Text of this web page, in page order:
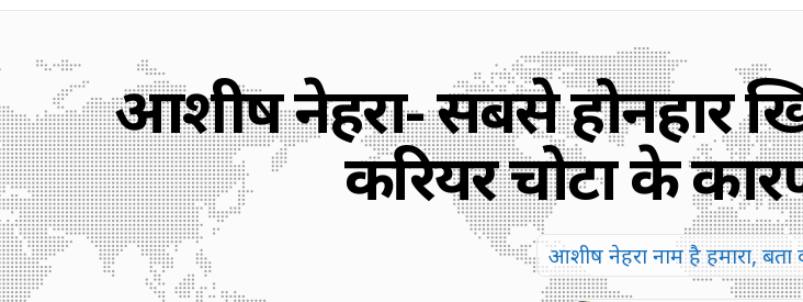
आशीष नेहरा- सबसे होनहार
करियर चोटों के
आशीष नेहरा नाम है हमारा, बता